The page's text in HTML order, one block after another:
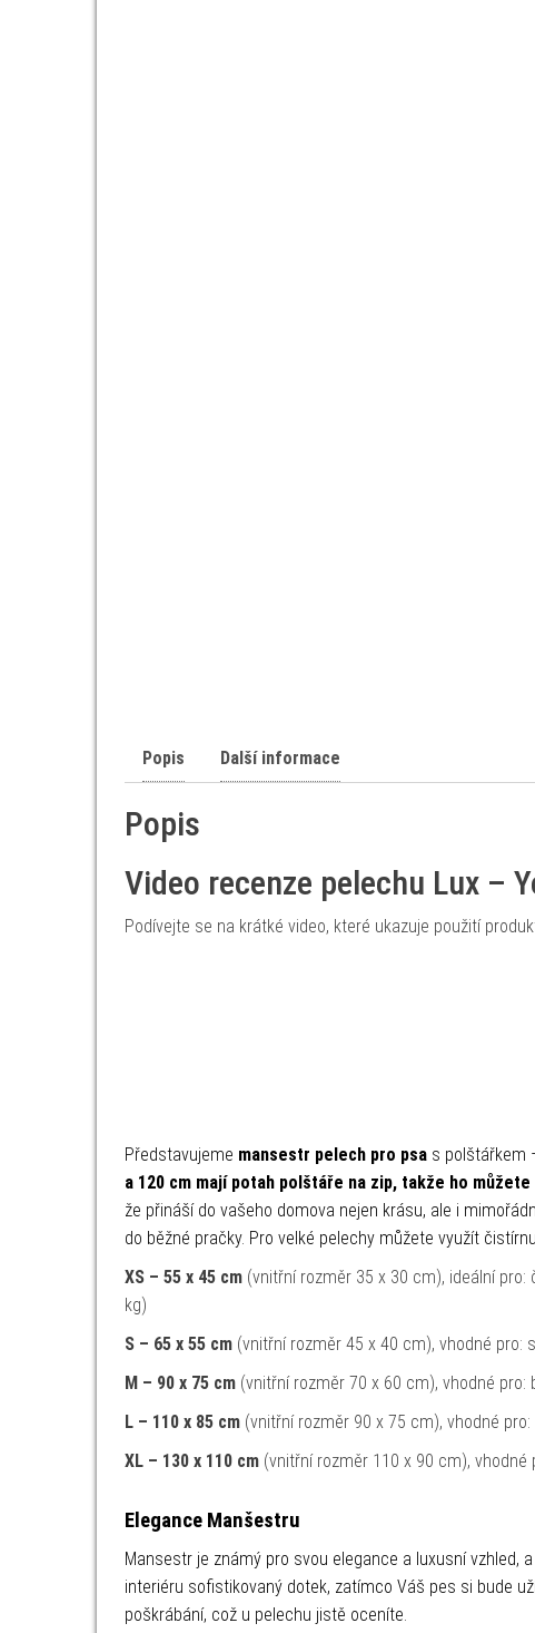
Popis Další informace
Popis
Video recenze pelechu Lux –
Podívejte se na krátké video, které ukazuje použití
Představujeme mansestr pelech pro psa s polštářkem
a 120 cm mají potah polštáře na zip, takže ho můžete
že přináší do vašeho domova nejen krásu, ale i
do běžné pračky. Pro velké pelechy můžete využít
XS – 55 x 45 cm (vnitřní rozměr 35 x 30 cm), ideální
kg)
S – 65 x 55 cm (vnitřní rozměr 45 x 40 cm), vhodné pro:
M – 90 x 75 cm (vnitřní rozměr 70 x 60 cm), vhodné pro:
L – 110 x 85 cm (vnitřní rozměr 90 x 75 cm), vhodné
XL – 130 x 110 cm (vnitřní rozměr 110 x 90 cm), vhodné
Elegance Manšestru
Mansestr je známý pro svou elegance a luxusní vzhled,
interiéru sofistikovaný dotek, zatímco Váš pes si bude
poškrábání, což u pelechu jistě oceníte.